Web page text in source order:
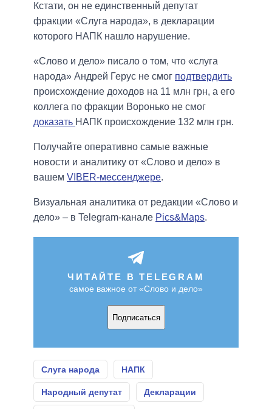
Кстати, он не единственный депутат
фракции «Слуга народа», в декларации
которого НАПК нашло нарушение.
«Слово и дело» писало о том, что «слуга
народа» Андрей Герус не смог подтвердить
происхождение доходов на 11 млн грн, а его
коллега по фракции Воронько не смог
доказать НАПК происхождение 132 млн грн.
Получайте оперативно самые важные
новости и аналитику от «Слово и дело» в
вашем VIBER-мессенджере.
Визуальная аналитика от редакции «Слово и
дело» – в Telegram-канале Pics&Maps.
ЧИТАЙТЕ В TELEGRAM
самое важное от «Слово и дело»
Подписаться
Слуга народа НАПК
Народный депутат Декларации